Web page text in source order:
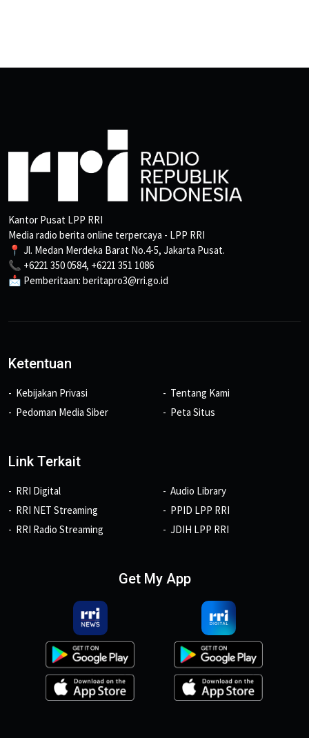
Kantor Pusat LPP RRI
Media radio berita online terpercaya - LPP RRI
📍 Jl. Medan Merdeka Barat No.4-5, Jakarta Pusat.
📞 +6221 350 0584, +6221 351 1086
📩 Pemberitaan: beritapro3@rri.go.id
Ketentuan
Kebijakan Privasi
Pedoman Media Siber
Tentang Kami
Peta Situs
Link Terkait
RRI Digital
RRI NET Streaming
RRI Radio Streaming
Audio Library
PPID LPP RRI
JDIH LPP RRI
Get My App